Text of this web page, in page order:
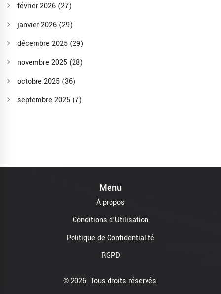
février 2026 (27)
janvier 2026 (29)
décembre 2025 (29)
novembre 2025 (28)
octobre 2025 (36)
septembre 2025 (7)
Menu
À propos
Conditions d'Utilisation
Politique de Confidentialité
RGPD
© 2026. Tous droits réservés.